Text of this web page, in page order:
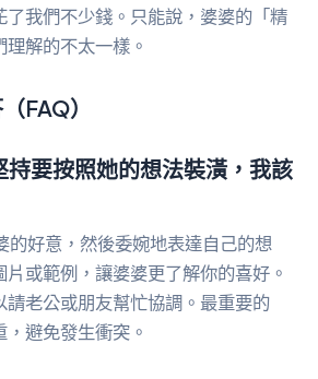
了我們不少錢。只能說，婆婆的「精
解的不太一樣。
FAQ）
持要按照她的想法裝潢，我該
的好意，然後委婉地表達自己的想
或範例，讓婆婆更了解你的喜好。
請老公或朋友幫忙協調。最重要的
避免發生衝突。